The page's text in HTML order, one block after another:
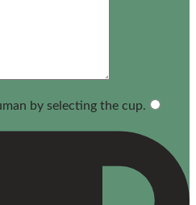
by selecting the cup.